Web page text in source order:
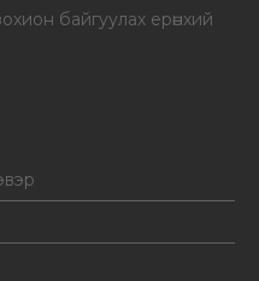
байгуулах ерөнхий